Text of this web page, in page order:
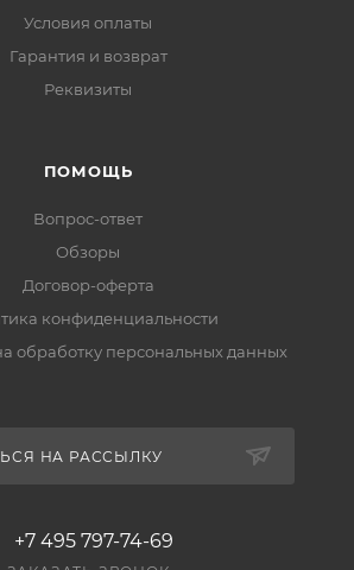
Условия оплаты
Гарантия и возврат
Реквизиты
ПОМОЩЬ
Вопрос-ответ
Обзоры
Договор-оферта
конфиденциальности
обработку персональных данных
НА РАССЫЛКУ
+7 495 797-74-69